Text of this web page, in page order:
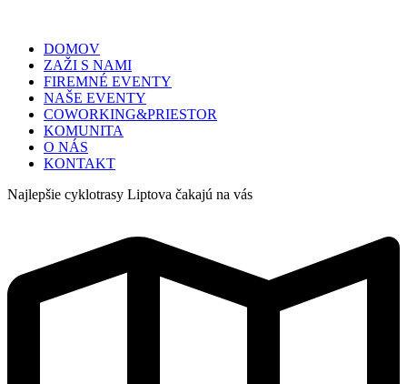
DOMOV
ZAŽI S NAMI
FIREMNÉ EVENTY
NAŠE EVENTY
COWORKING&PRIESTOR
KOMUNITA
O NÁS
KONTAKT
Najlepšie cyklotrasy Liptova čakajú na vás